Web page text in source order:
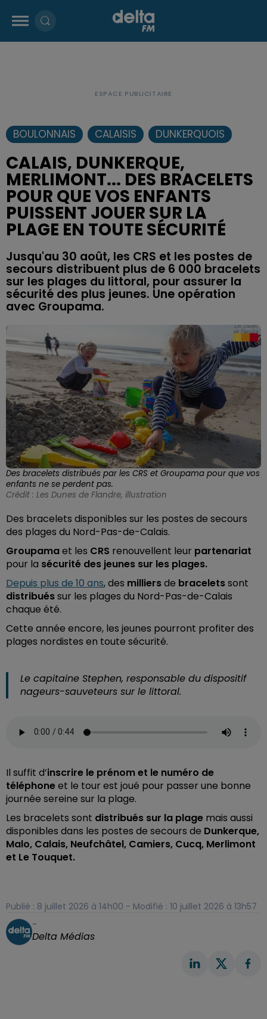
BOULONNAIS CALAISIS DUNKERQUOIS
CALAIS, DUNKERQUE,
MERLIMONT... DES BRACELETS
POUR QUE VOS ENFANTS
PUISSENT JOUER SUR LA
PLAGE EN TOUTE SÉCURITÉ
Jusqu'au 30 août, les CRS et les postes de
secours distribuent plus de 6 000 bracelets
sur les plages du littoral, pour assurer la
sécurité des plus jeunes. Une opération
avec Groupama.
Des bracelets distribués par les CRS et Groupama pour que vos
enfants ne se perdent pas.
Crédit : Les Dunes de Flandre, illustration
Des bracelets disponibles sur les postes de secours
des plages du Nord-Pas-de-Calais.
Groupamaet les CRS renouvellent leur partenariat
pour la sécurité des jeunes sur les plages.
Depuis plus de 10 ans, des milliersde braceletssont
distribuéssur les plages du Nord-Pas-de-Calais
chaque été.
Cette année encore, les jeunes pourront profiter des
plages nordistes en toute sécurité.
Le capitaine Stephen, responsable du dispositif
nageurs-sauveteurs sur le littoral.
Il suffit d’inscrire le prénom et le numéro de
téléphoneet le tour est joué pour passer une bonne
journée sereine sur la plage.
Les bracelets sont distribués sur la plage mais aussi
disponibles dans les postes de secours de Dunkerque,
Malo, Calais, Neufchâtel, Camiers, Cucq, Merlimont
et Le Touquet.
Publié : 8 juillet 2026 à 14h00 - Modifié : 10 juillet 2026 à 13h57
-
Delta Médias